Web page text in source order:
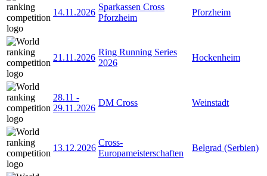
14.11.2026
Sparkassen Cross
Pforzheim
Pforzheim
21.11.2026
Ring Running Series
2026
Hockenheim
28.11 -
29.11.2026
DM Cross Weinstadt
13.12.2026
Cross-
Europameisterschaften
Belgrad (Serbien)